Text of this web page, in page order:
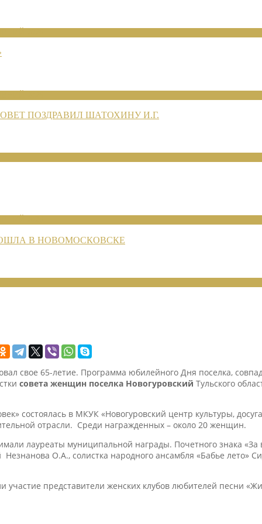
ПОЗДРАВИЛ ШАТОХИНУ И.Г.
В НОВОМОСКОВСКЕ
свое 65-летие. Программа юбилейного Дня поселка,
совета женщин поселка Новогуровский Тульского
состоялась в МКУК «Новогуровский центр культуры,
отрасли. Среди награжденных – около 20 женщин.
лауреаты муниципальной награды. Почетного знака «За
О.А., солистка народного ансамбля «Бабье лето»
представители женских клубов любителей песни